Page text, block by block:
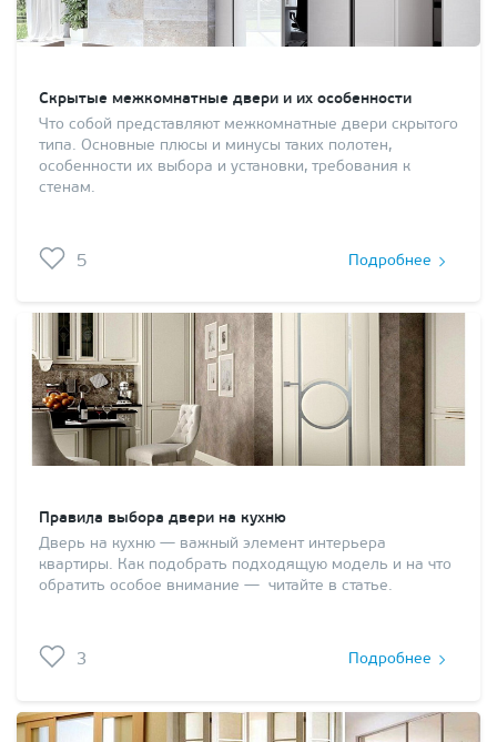
Скрытые межкомнатные двери и их особенности
Что собой представляют межкомнатные двери скрытого
типа. Основные плюсы и минусы таких полотен,
особенности их выбора и установки, требования к
стенам.
5 Подробнее
Правила выбора двери на кухню
Дверь на кухню — важный элемент интерьера
квартиры. Как подобрать подходящую модель и на что
обратить особое внимание — читайте в статье.
3 Подробнее